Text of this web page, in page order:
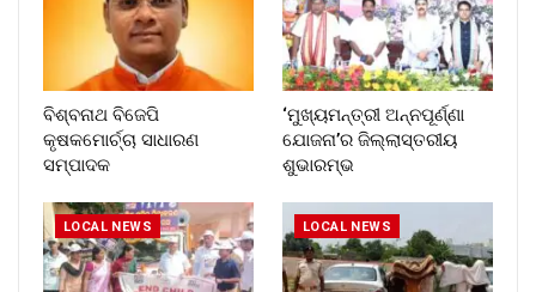
ବିଶ୍ବନାଥ ବିଜେପି
କୃଷକମୋର୍ଚ୍ଚା ସାଧାରଣ
ସମ୍ପାଦକ
‘ମୁଖ୍ୟମନ୍ତ୍ରୀ ଅନ୍ନପୂର୍ଣ୍ଣା
ଯୋଜନା’ର ଜିଲ୍ଲାସ୍ତରୀୟ
ଶୁଭାରମ୍ଭ
LOCAL NEWS LOCAL NEWS